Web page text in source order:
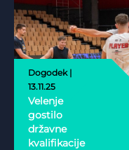
Nations Cup
2026
Dogodek |
13.11.25
Velenje
gostilo
državne
kvalifikacije